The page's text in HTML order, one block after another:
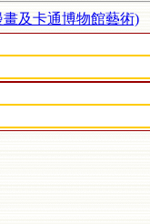
及卡通博物館藝術)